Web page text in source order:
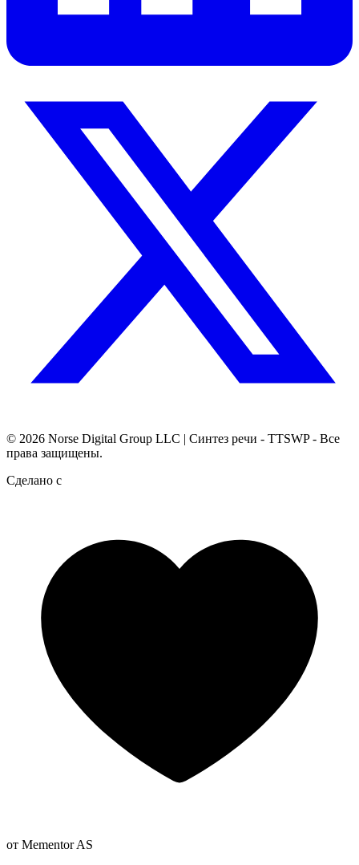
© 2026 Norse Digital Group LLC | Синтез речи - TTSWP - Все
права защищены.
Сделано с
от Mementor AS